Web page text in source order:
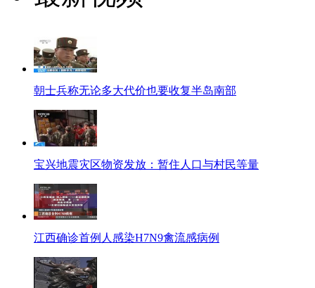
朝士兵称无论多大代价也要收复半岛南部
宝兴地震灾区物资发放：暂住人口与村民等量
江西确诊首例人感染H7N9禽流感病例